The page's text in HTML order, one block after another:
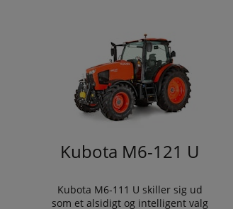
Kubota M6-121 U
Kubota M6-111 U skiller sig ud
som et alsidigt og intelligent valg